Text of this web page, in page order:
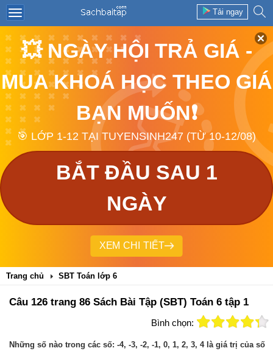
Tải ngay
💥 NGÀY HỘI TRẢ GIÁ -
MUA KHOÁ HỌC THEO GIÁ
BẠN MUỐN❗
🎯 LỚP 1-12 TẠI TUYENSINH247 (TỪ 10-12/08)
BẮT ĐẦU SAU 1
NGÀY
XEM CHI TIẾT
Trang chủ SBT Toán lớp 6
Câu 126 trang 86 Sách Bài Tập (SBT) Toán 6 tập 1
Bình chọn:
Những số nào trong các số: -4, -3, -2, -1, 0, 1, 2, 3, 4 là giá trị của số